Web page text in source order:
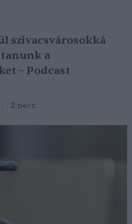
szivacsvárosokká
a
– Podcast
2 perc